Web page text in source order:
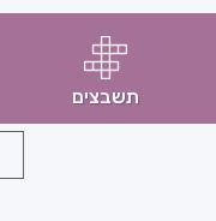
תשבצים